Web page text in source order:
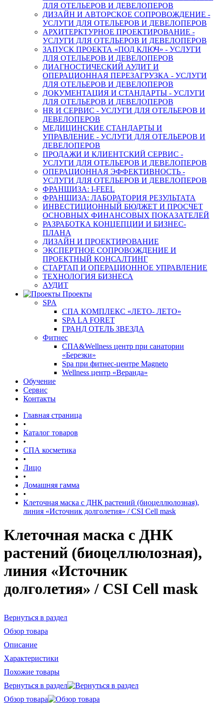
ДЛЯ ОТЕЛЬЕРОВ И ДЕВЕЛОПЕРОВ
ДИЗАЙН И АВТОРСКОЕ СОПРОВОЖДЕНИЕ -
УСЛУГИ ДЛЯ ОТЕЛЬЕРОВ И ДЕВЕЛОПЕРОВ
АРХИТЕРКТУРНОЕ ПРОЕКТИРОВАНИЕ -
УСЛУГИ ДЛЯ ОТЕЛЬЕРОВ И ДЕВЕЛОПЕРОВ
ЗАПУСК ПРОЕКТА «ПОД КЛЮЧ» - УСЛУГИ
ДЛЯ ОТЕЛЬЕРОВ И ДЕВЕЛОПЕРОВ
ДИАГНОСТИЧЕСКИЙ АУДИТ И
ОПЕРАЦИОННАЯ ПЕРЕЗАГРУЗКА - УСЛУГИ
ДЛЯ ОТЕЛЬЕРОВ И ДЕВЕЛОПЕРОВ
ДОКУМЕНТАЦИЯ И СТАНДАРТЫ - УСЛУГИ
ДЛЯ ОТЕЛЬЕРОВ И ДЕВЕЛОПЕРОВ
HR И СЕРВИС - УСЛУГИ ДЛЯ ОТЕЛЬЕРОВ И
ДЕВЕЛОПЕРОВ
МЕДИЦИНСКИЕ СТАНДАРТЫ И
УПРАВЛЕНИЕ - УСЛУГИ ДЛЯ ОТЕЛЬЕРОВ И
ДЕВЕЛОПЕРОВ
ПРОДАЖИ И КЛИЕНТСКИЙ СЕРВИС -
УСЛУГИ ДЛЯ ОТЕЛЬЕРОВ И ДЕВЕЛОПЕРОВ
ОПЕРАЦИОННАЯ ЭФФЕКТИВНОСТЬ -
УСЛУГИ ДЛЯ ОТЕЛЬЕРОВ И ДЕВЕЛОПЕРОВ
ФРАНШИЗА: I-FEEL
ФРАНШИЗА: ЛАБОРАТОРИЯ РЕЗУЛЬТАТА
ИНВЕСТИЦИОННЫЙ БЮДЖЕТ И ПРОСЧЕТ
ОСНОВНЫХ ФИНАНСОВЫХ ПОКАЗАТЕЛЕЙ
РАЗРАБОТКА КОНЦЕПЦИИ И БИЗНЕС-
ПЛАНА
ДИЗАЙН И ПРОЕКТИРОВАНИЕ
ЭКСПЕРТНОЕ СОПРОВОЖДЕНИЕ И
ПРОЕКТНЫЙ КОНСАЛТИНГ
СТАРТАП И ОПЕРАЦИОННОЕ УПРАВЛЕНИЕ
ТЕХНОЛОГИЯ БИЗНЕСА
АУДИТ
Проекты
SPA
СПА КОМПЛЕКС «ЛЕТО- ЛЕТО»
SPA LA FORET
ГРАНД ОТЕЛЬ ЗВЕЗДА
Фитнес
СПА&Wellness центр при санатории
«Березки»
Spa при фитнес-центре Magneto
Wellness центр «Веранда»
Обучение
Сервис
Контакты
Главная страница
•
Каталог товаров
•
СПА косметика
•
Лицо
•
Домашняя гамма
•
Клеточная маска с ДНК растений (биоцеллюлозная),
линия «Источник долголетия» / CSI Cell mask
Клеточная маска с ДНК
растений (биоцеллюлозная),
линия «Источник
долголетия» / CSI Cell mask
Вернуться в раздел
Обзор товара
Описание
Характеристики
Похожие товары
Вернуться в раздел
Обзор товара